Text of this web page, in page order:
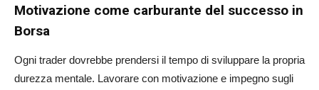
Motivazione come carburante del successo in
Borsa
Ogni trader dovrebbe prendersi il tempo di sviluppare la propria
durezza mentale. Lavorare con motivazione e impegno sugli